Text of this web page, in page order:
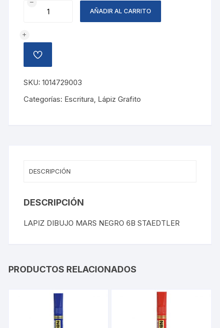
LAPIZ
DIBUJO
6B
STAEDTLER
cantidad
AÑADIR AL CARRITO
AÑADIR
A
LISTA
DE
DESEOS
SKU:1014729003
Categorías: Escritura, Lápiz Grafito
DESCRIPCIÓN
DESCRIPCIÓN
LAPIZ DIBUJO MARS NEGRO 6B STAEDTLER
PRODUCTOS RELACIONADOS